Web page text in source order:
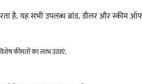
है. यह सभी उपलब्ध ब्रांड, डीलर और स्कीम
कीमतों का लाभ उठाएं.